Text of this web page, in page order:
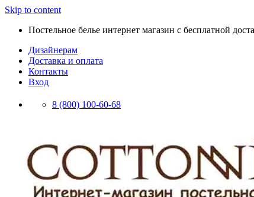
Skip to content
Постельное белье интернет магазин с бесплатной
Дизайнерам
Доставка и оплата
Контакты
Вход
8 (800) 100-60-68